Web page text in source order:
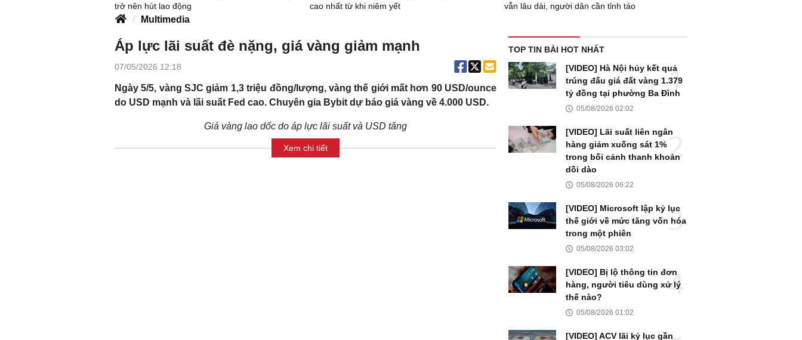
trở nên hút lao động
cao nhất từ khi niêm yết
vẫn lâu dài, người dân cần tỉnh táo
Multimedia
Áp lực lãi suất đè nặng, giá vàng giảm mạnh
07/05/2026 12:18
Ngày 5/5, vàng SJC giảm 1,3 triệu đồng/lượng, vàng thế giới mất hơn 90 USD/ounce
do USD mạnh và lãi suất Fed cao. Chuyên gia Bybit dự báo giá vàng về 4.000 USD.
Giá vàng lao dốc do áp lực lãi suất và USD tăng
Xem chi tiết
TOP TIN BÀI HOT NHẤT
[VIDEO] Hà Nội hủy kết quả
trúng đấu giá đất vàng 1.379
tỷ đồng tại phường Ba Đình
05/08/2026 02:02
[VIDEO] Lãi suất liên ngân
hàng giảm xuống sát 1%
trong bối cảnh thanh khoản
dồi dào
05/08/2026 06:22
[VIDEO] Microsoft lập kỷ lục
thế giới về mức tăng vốn hóa
trong một phiên
05/08/2026 03:02
[VIDEO] Bị lộ thông tin đơn
hàng, người tiêu dùng xử lý
thế nào?
05/08/2026 01:02
[VIDEO] ACV lãi kỷ lục gần